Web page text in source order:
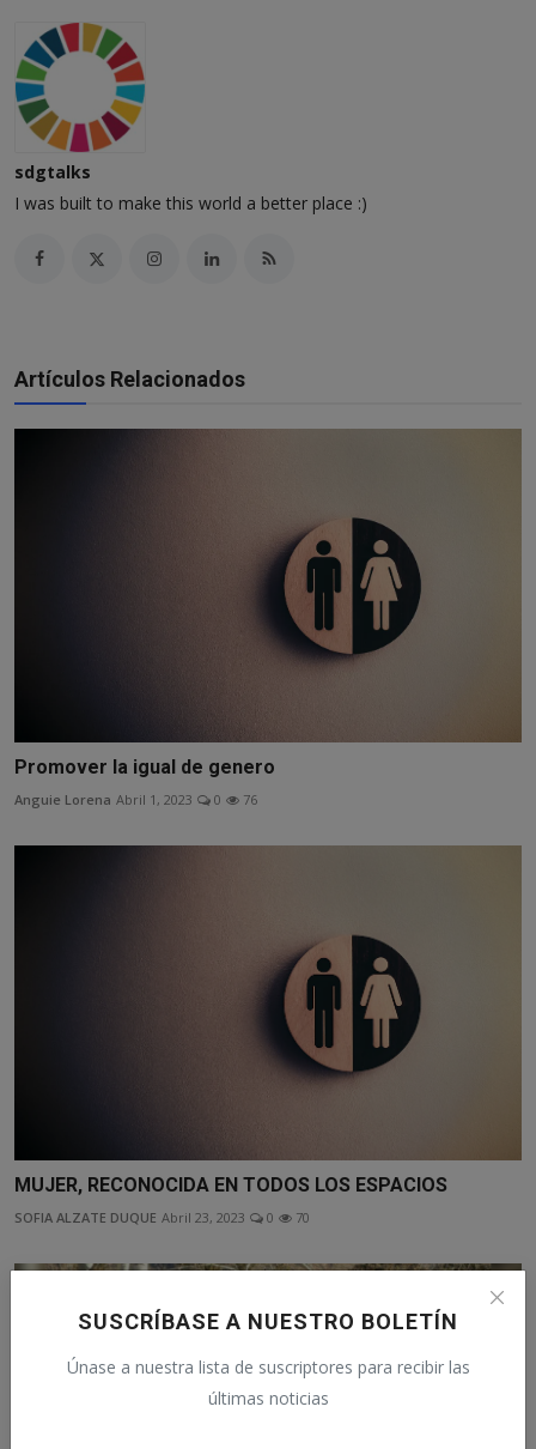
SUSCRÍBASE A NUESTRO BOLETÍN
Únase a nuestra lista de suscriptores para recibir las
últimas noticias
sdgtalks
I was built to make this world a better place :)
Artículos Relacionados
Promover la igual de genero
Anguie Lorena Abril 1, 2023 0 76
MUJER, RECONOCIDA EN TODOS LOS ESPACIOS
SOFIA ALZATE DUQUE Abril 23, 2023 0 70